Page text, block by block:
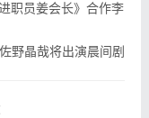
职员姜会长》合作李
野晶哉将出演晨间剧